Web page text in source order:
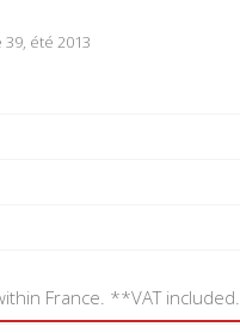
été 2013
France. **VAT included.